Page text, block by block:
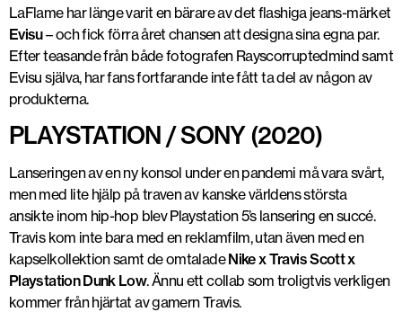
LaFlame har länge varit en bärare av det flashiga jeans-märket
Evisu– och fick förra året chansen att designa sina egna par.
Efter teasande från både fotografen Rayscorruptedmind samt
Evisu själva, har fans fortfarande inte fått ta del av någon av
produkterna.
PLAYSTATION / SONY (2020)
Lanseringen av en ny konsol under en pandemi må vara svårt,
men med lite hjälp på traven av kanske världens största
ansikte inom hip-hop blev Playstation 5’s lansering en succé.
Travis kom inte bara med en reklamfilm, utan även med en
kapselkollektion samt de omtaladeNike x Travis Scott x
Playstation Dunk Low. Ännu ett collab som troligtvis verkligen
kommer från hjärtat av gamern Travis.